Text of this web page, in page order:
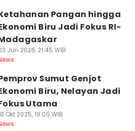
Pangan hingga
Biru Jadi Fokus RI-
Jun 2026, 21:45 WIB
Sumut Genjot
Biru, Nelayan Jadi
Utama
Okt 2025, 19:05 WIB